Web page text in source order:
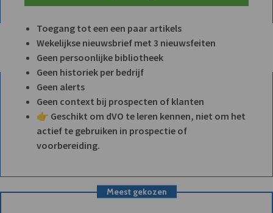
Toegang tot een een paar artikels
Wekelijkse nieuwsbrief met 3 nieuwsfeiten
Geen persoonlijke bibliotheek
Geen historiek per bedrijf
Geen alerts
Geen context bij prospecten of klanten
👉 Geschikt om dVO te leren kennen, niet om het
actief te gebruiken in prospectie of
voorbereiding.
Meest gekozen